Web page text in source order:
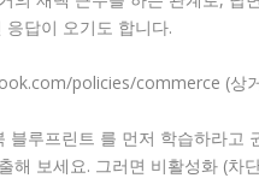
답이 오기도 합니다.
policies/commerce (상
블루프린트 를 먼저 학습하라고
해 보세요. 그러면 비활성화 (